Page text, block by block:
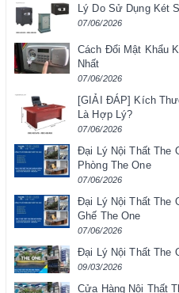
Lý Do Sử Dụng Két
07/06/2026
Cách Đổi Mật Khẩu
Nhất
07/06/2026
[GIẢI ĐÁP] Kích
Là Hợp Lý?
07/06/2026
Đại Lý Nội Thất The
Phòng The One
07/06/2026
Đại Lý Nội Thất The
Ghế The One
07/06/2026
Đại Lý Nội Thất The
09/03/2026
Cửa Hàng Nội Thất